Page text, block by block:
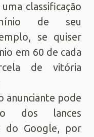
classificação
de seu
se quiser
em 60 de cada
de vitória
anunciante pode
dos lances
do Google, por